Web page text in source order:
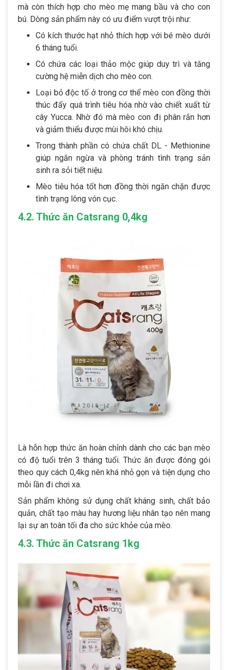
mà còn thích hợp cho mèo mẹ mang bầu và cho con
bú. Dòng sản phẩm này có ưu điểm vượt trội như:
Có kích thước hạt nhỏ thích hợp với bé mèo dưới
6 tháng tuổi.
Có chứa các loại thảo mộc giúp duy trì và tăng
cường hệ miễn dịch cho mèo con.
Loại bỏ độc tố ở trong cơ thể mèo con đồng thời
thúc đẩy quá trình tiêu hóa nhờ vào chiết xuất từ
cây Yucca. Nhờ đó mà mèo con đi phân rắn hơn
và giảm thiểu được mùi hôi khó chịu.
Trong thành phần có chứa chất DL - Methionine
giúp ngăn ngừa và phòng tránh tình trạng sản
sinh ra sỏi tiết niệu.
Mèo tiêu hóa tốt hơn đồng thời ngăn chặn được
tình trạng lông vón cục.
4.2. Thức ăn Catsrang 0,4kg
Là hỗn hợp thức ăn hoàn chỉnh dành cho các bạn mèo
có độ tuổi trên 3 tháng tuổi. Thức ăn được đóng gói
theo quy cách 0,4kg nên khá nhỏ gọn và tiện dụng cho
mỗi lần đi chơi xa.
Sản phẩm không sử dụng chất kháng sinh, chất bảo
quản, chất tạo màu hay hương liệu nhân tạo nên mang
lại sự an toàn tối đa cho sức khỏe của mèo.
4.3. Thức ăn Catsrang 1kg